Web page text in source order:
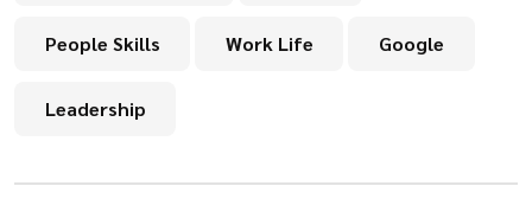
People Skills Work Life Google
Leadership